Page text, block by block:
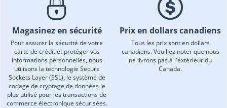
Magasinez en sécurité
Pour assurer la sécurité de votre
carte de crédit et protéger vos
informations personnelles, nous
utilisons la technologie Secure
Sockets Layer (SSL), le système de
codage de cryptage de données le
plus utilisé pour les transactions de
commerce électronique sécurisées.
Prix en dollars canadiens
Tous les prix sont en dollars
canadiens. Veuillez noter que nous
ne livrons pas à l'extérieur du
Canada.